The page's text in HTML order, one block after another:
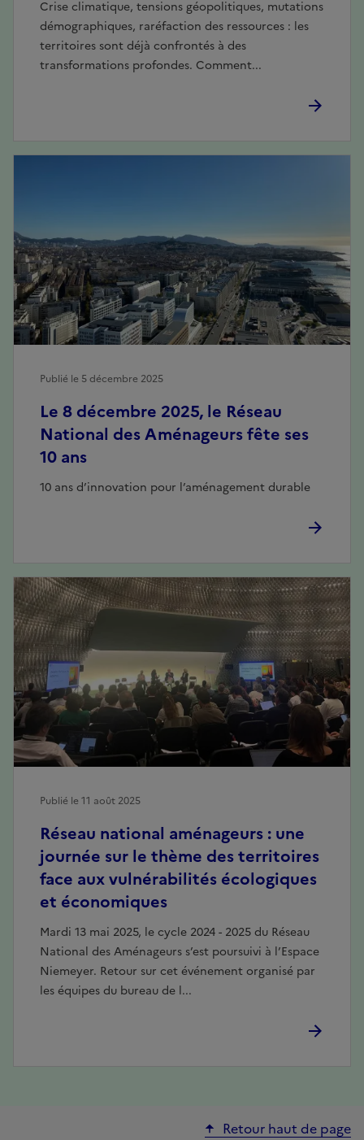
Crise climatique, tensions géopolitiques, mutations
démographiques, raréfaction des ressources : les
territoires sont déjà confrontés à des
transformations profondes. Comment...
Le 8 décembre 2025, le Réseau
National des Aménageurs fête ses
10 ans
10 ans d’innovation pour l’aménagement durable
Publié le 5 décembre 2025
Réseau national aménageurs : une
journée sur le thème des territoires
face aux vulnérabilités écologiques
et économiques
Mardi 13 mai 2025, le cycle 2024 - 2025 du Réseau
National des Aménageurs s’est poursuivi à l’Espace
Niemeyer. Retour sur cet événement organisé par
les équipes du bureau de l...
Publié le 11 août 2025
Retour haut de page